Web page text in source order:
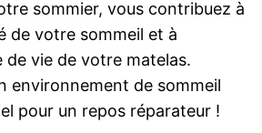
sommier, vous contribuez à
de votre sommeil et à
de vie de votre matelas.
environnement de sommeil
pour un repos réparateur !